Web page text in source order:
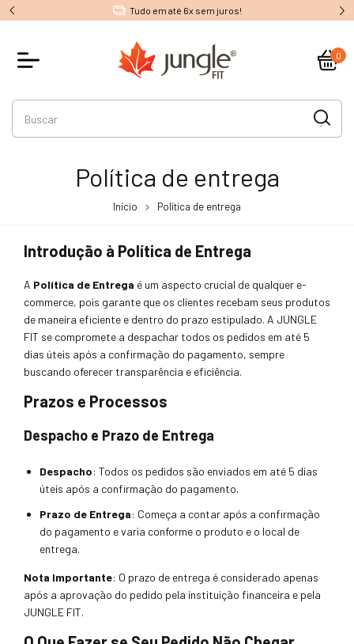
Tudo em até 6x sem juros!
0
Política de entrega
Início Política de entrega
Introdução à Política de Entrega
A Política de Entrega é um aspecto crucial de qualquer e-
commerce, pois garante que os clientes recebam seus produtos
de maneira eficiente e dentro do prazo estipulado. A JUNGLE
FIT se compromete a despachar todos os pedidos em até 5
dias úteis após a confirmação do pagamento, sempre
buscando oferecer transparência e eficiência.
Prazos e Processos
Despacho e Prazo de Entrega
Despacho: Todos os pedidos são enviados em até 5 dias
úteis após a confirmação do pagamento.
Prazo de Entrega: Começa a contar após a confirmação
do pagamento e varia conforme o produto e o local de
entrega.
Nota Importante: O prazo de entrega é considerado apenas
após a aprovação do pedido pela instituição financeira e pela
JUNGLE FIT.